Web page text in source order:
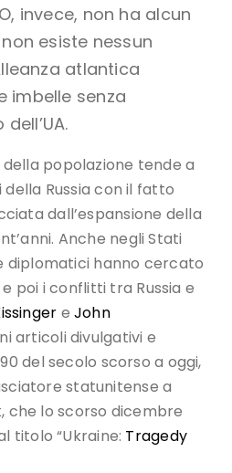
invece, non ha alcun
esiste nessun
atlantica
imbelle senza
popolazione tende a
Russia con il fatto
dall’espansione della
Anche negli Stati
diplomatici hanno cercato
poi i conflitti tra Russia e
e John
articoli divulgativi e
del secolo scorso a oggi,
statunitense a
che lo scorso dicembre
titolo “Ukraine: Tragedy